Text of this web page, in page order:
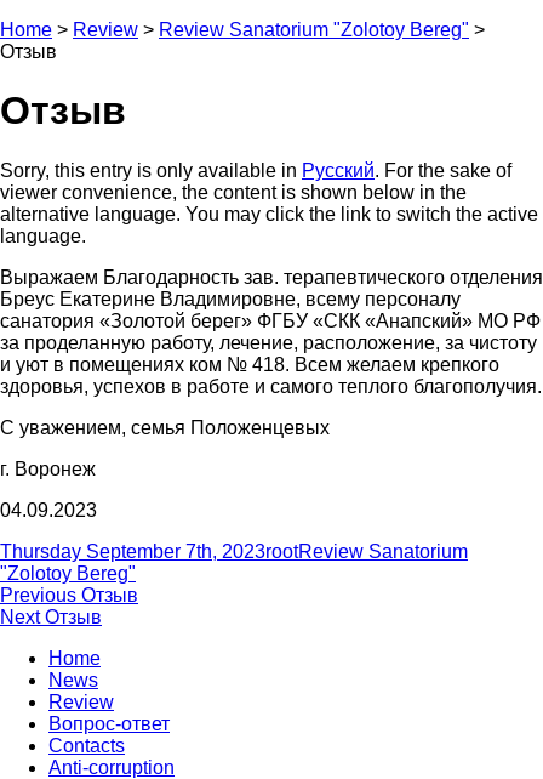
Home > Review > Review Sanatorium "Zolotoy Bereg" >
Отзыв
Отзыв
Sorry, this entry is only available in Русский. For the sake of
viewer convenience, the content is shown below in the
alternative language. You may click the link to switch the active
language.
Выражаем Благодарность зав. терапевтического отделения
Бреус Екатерине Владимировне, всему персоналу
санатория «Золотой берег» ФГБУ «СКК «Анапский» МО РФ
за проделанную работу, лечение, расположение, за чистоту
и уют в помещениях ком № 418. Всем желаем крепкого
здоровья, успехов в работе и самого теплого благополучия.
С уважением, семья Положенцевых
г. Воронеж
04.09.2023
Posted
on
Thursday September 7th, 2023Author
rootCategories
Review Sanatorium
"Zolotoy Bereg"
Post
navigation
Previous Previous
post:
Отзыв
Next Next
Отзыв
Home
News
Review
Вопрос-ответ
Contacts
Anti-corruption